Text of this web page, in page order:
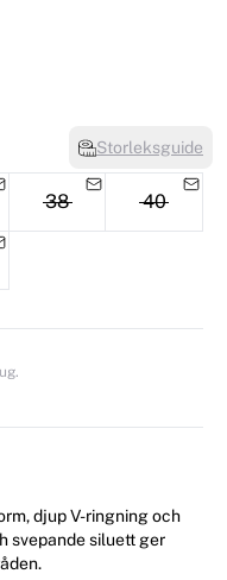
Storleksguide
38 40
djup V-ringning och
svepande siluett ger